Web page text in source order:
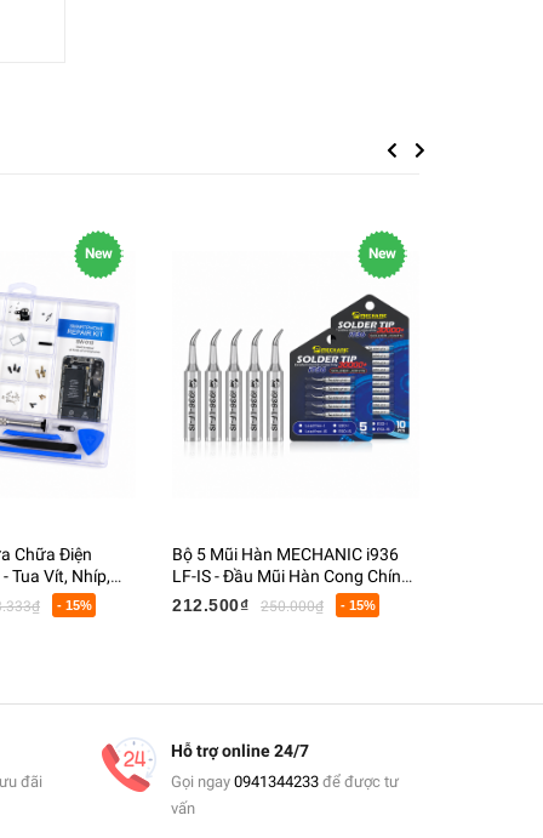
Previous
New
Chữa Điện
Tua Vít, Nhíp,
Hộp Đựng
- 15%
New
Bộ 5 Mũi Hàn MECHANIC i936
LF-IS - Đầu Mũi Hàn Cong Chính
Xác Cao - Phụ Kiện Trạm Hàn
212.500₫ 250.000₫ - 15%
Next
đãi
Hỗ trợ online 24/7
Gọi ngay 0941344233để được tư
vấn